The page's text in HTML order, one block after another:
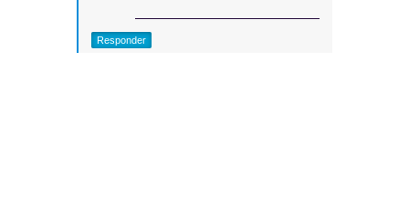
Responder